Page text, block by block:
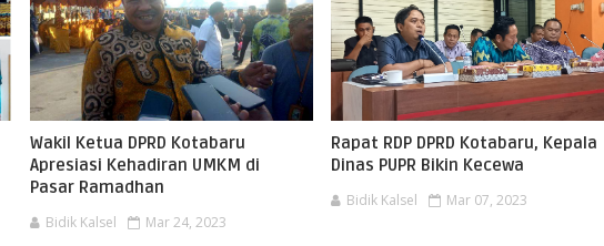
Wakil Ketua DPRD Kotabaru
Apresiasi Kehadiran UMKM di
Pasar Ramadhan
Bidik Kalsel Mar 24, 2023
Rapat RDP DPRD Kotabaru, Kepala
Dinas PUPR Bikin Kecewa
Bidik Kalsel Mar 07, 2023